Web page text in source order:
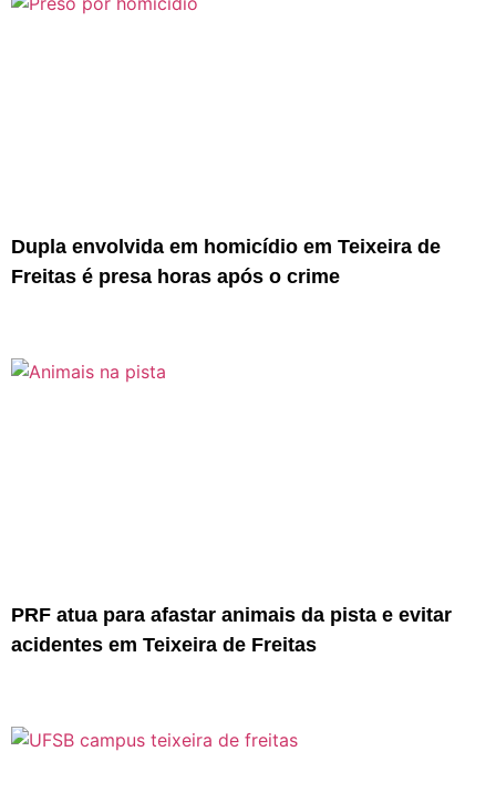
Dupla envolvida em homicídio em Teixeira de
Freitas é presa horas após o crime
PRF atua para afastar animais da pista e evitar
acidentes em Teixeira de Freitas